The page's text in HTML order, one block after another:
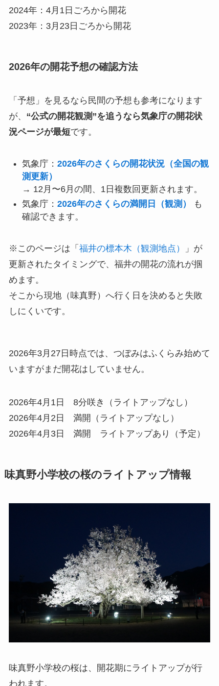
2024年：4月1日ごろから開花
2023年：3月23日ごろから開花
2026年の開花予想の確認方法
「予想」を見るなら民間の予想も参考になります
が、 “公式の開花観測”を追うなら気象庁の開花状
況ページが最短です。
気象庁： 2026年のさくらの開花状況（全国の観
測更新）
→ 12月〜6月の間、1日複数回更新されます。
気象庁： 2026年のさくらの満開日（観測）
も
確認できます。
※このページは「 福井の標本木（観測地点）
」が
更新されたタイミングで、福井の開花の流れが掴
めます。
そこから現地（味真野）へ行く日を決めると失敗
しにくいです。
2026年3月27日時点では、つぼみはふくらみ始めて
いますがまだ開花はしていません。
2026年4月1日 8分咲き（ライトアップなし）
2026年4月2日 満開（ライトアップなし）
2026年4月3日 満開 ライトアップあり（予定）
味真野小学校の桜のライトアップ情報
味真野小学校の桜は、開花期にライトアップが行
われます。